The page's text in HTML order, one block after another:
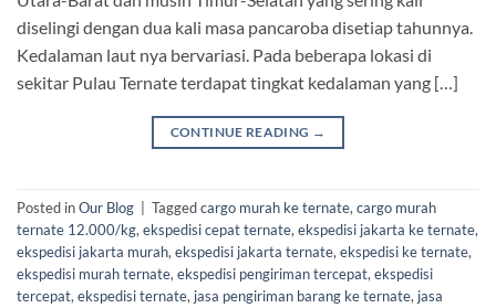
diselingi dengan dua kali masa pancaroba disetiap tahunnya.
Kedalaman laut nya bervariasi. Pada beberapa lokasi di
sekitar Pulau Ternate terdapat tingkat kedalaman yang […]
CONTINUE READING →
Posted inOur Blog Taggedcargo murah ke ternate, cargo murah
ternate 12.000/kg, ekspedisi cepat ternate, ekspedisi jakarta ke ternate,
ekspedisi jakarta murah, ekspedisi jakarta ternate, ekspedisi ke ternate,
ekspedisi murah ternate, ekspedisi pengiriman tercepat, ekspedisi
tercepat, ekspedisi ternate, jasa pengiriman barang ke ternate, jasa